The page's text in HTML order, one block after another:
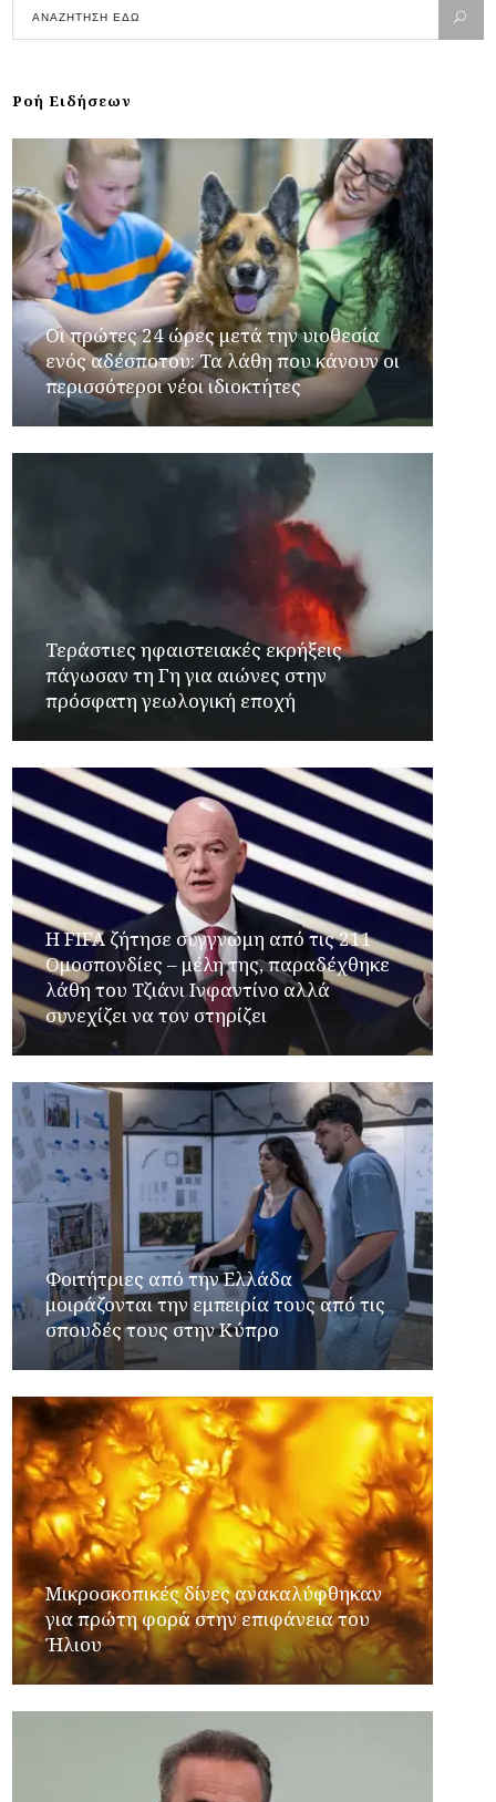
Ροή Ειδήσεων
Οι πρώτες 24 ώρες μετά την υιοθεσία
ενός αδέσποτου: Τα λάθη που κάνουν οι
περισσότεροι νέοι ιδιοκτήτες
Τεράστιες ηφαιστειακές εκρήξεις
πάγωσαν τη Γη για αιώνες στην
πρόσφατη γεωλογική εποχή
Η FIFA ζήτησε συγγνώμη από τις 211
Ομοσπονδίες – μέλη της, παραδέχθηκε
λάθη του Τζιάνι Ινφαντίνο αλλά
συνεχίζει να τον στηρίζει
Φοιτήτριες από την Ελλάδα
μοιράζονται την εμπειρία τους από τις
σπουδές τους στην Κύπρο
Μικροσκοπικές δίνες ανακαλύφθηκαν
για πρώτη φορά στην επιφάνεια του
Ήλιου